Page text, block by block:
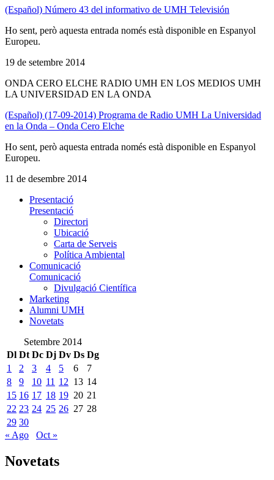
(Español) Número 43 del informativo de UMH Televisión
Ho sent, però aquesta entrada només està disponible en Espanyol
Europeu.
19 de setembre 2014
ONDA CERO ELCHE RADIO UMH EN LOS MEDIOS UMH
LA UNIVERSIDAD EN LA ONDA
(Español) (17-09-2014) Programa de Radio UMH La Universidad
en la Onda – Onda Cero Elche
Ho sent, però aquesta entrada només està disponible en Espanyol
Europeu.
11 de desembre 2014
Presentació
Presentació
Directori
Ubicació
Carta de Serveis
Política Ambiental
Comunicació
Comunicació
Divulgació Científica
Marketing
Alumni UMH
Novetats
Setembre 2014
Dl Dt Dc Dj Dv Ds Dg
1
2 3 4 5 6
7
8
9 10 11 12 13 14
15 16 17 18 19 20 21
22 23 24 25 26 27 28
29 30
« Ago
Oct »
Novetats